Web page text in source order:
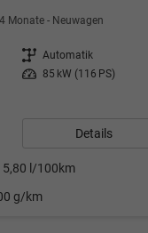
4 Monate Neuwagen
Getriebe Automatik
Leistung 85 kW (116 PS)
Details
5,80 l/100km
g/km